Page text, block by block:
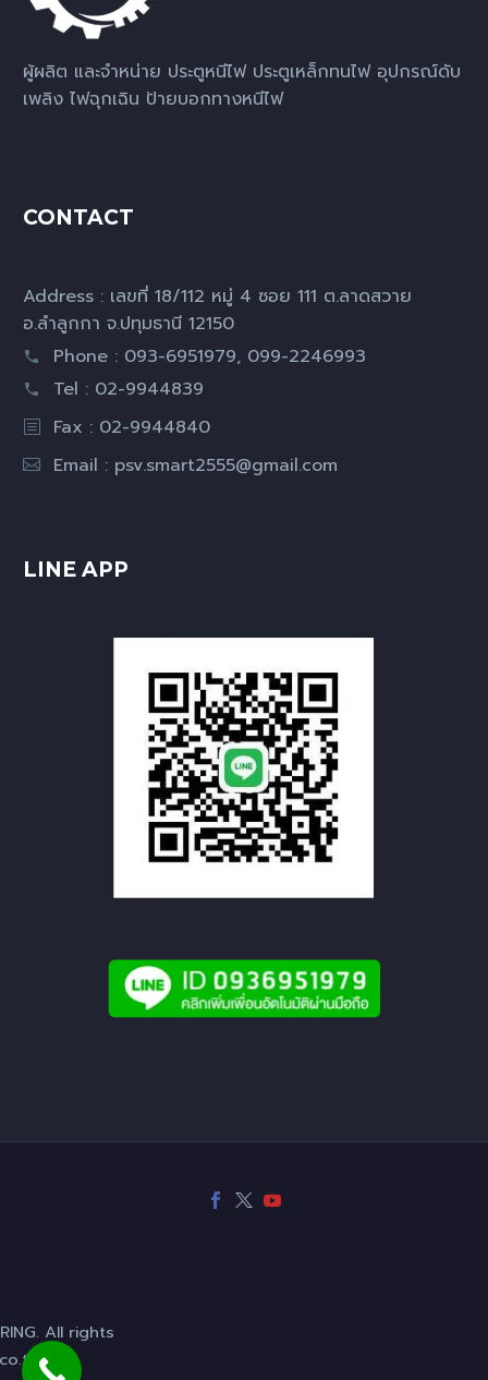
ผู้ผลิต และจำหน่าย ประตูหนีไฟ ประตูเหล็กทนไฟ อุปกรณ์ดับ
เพลิง ไฟฉุกเฉิน ป้ายบอกทางหนีไฟ
CONTACT
Address : เลขที่ 18/112 หมู่ 4 ซอย 111 ต.ลาดสวาย
อ.ลำลูกกา จ.ปทุมธานี 12150
Phone : 093-6951979, 099-2246993
Tel : 02-9944839
Fax : 02-9944840
Email : psv.smart2555@gmail.com
LINE APP
All rights